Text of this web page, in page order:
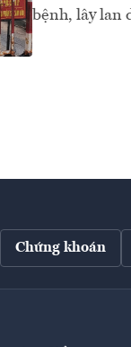
bệnh, lây lan
Chứng khoán